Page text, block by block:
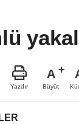
Yazdır
A
Büyüt